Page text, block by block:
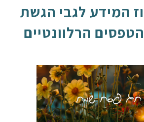
המידע לגבי הגשת
הרלוונטיים